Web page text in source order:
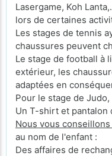
Lasergame, Koh
lors de certaines
Les stages de tennis
chaussures peuvent
Le stage de football à
extérieur, les
adaptées en
Pour le stage de
Un T-shirt et pantalon
Nous vous
au nom de l'enfant :
Des affaires de